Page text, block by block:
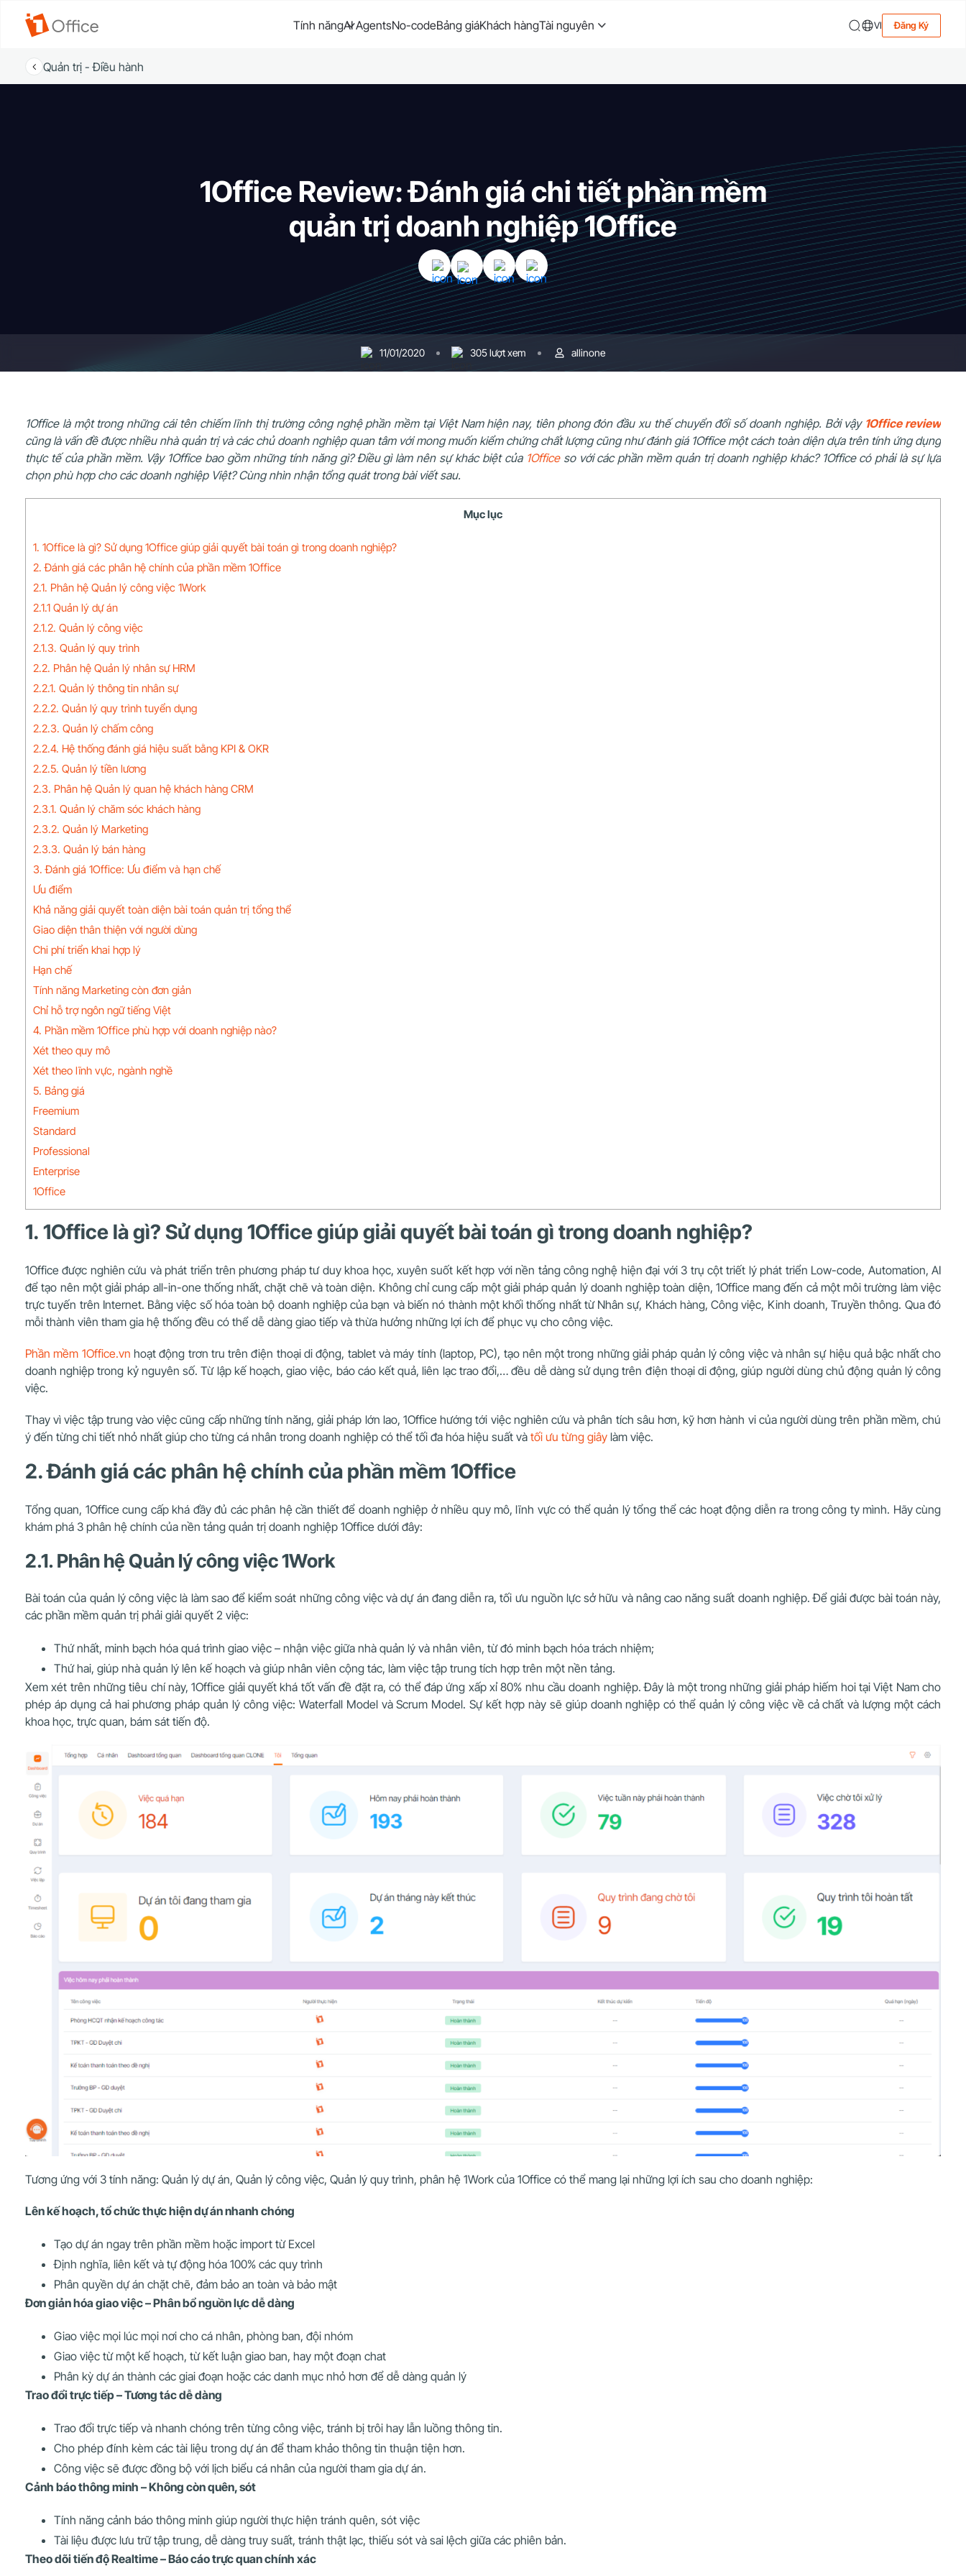
Tính năngAI AgentsNo-codeBảng giáKhách hàngTài nguyên VI Đăng Ký
Quản trị - Điều hành
1Office Review: Đánh giá chi tiết phần mềm
quản trị doanh nghiệp 1Office
11/01/2020 305 lượt xem allinone
1Office là một trong những cái tên chiếm lĩnh thị trường công nghệ phần mềm tại Việt Nam hiện nay, tiên phong đón đầu xu thế chuyển đổi số doanh nghiệp. Bởi vậy 1Office review
cũng là vấn đề được nhiều nhà quản trị và các chủ doanh nghiệp quan tâm với mong muốn kiểm chứng chất lượng cũng nhưđánh giá 1Officemột cách toàn diện dựa trên tính ứng dụng
thực tế của phần mềm. Vậy 1Office bao gồm những tính năng gì? Điều gì làm nên sự khác biệt của 1Officeso với các phần mềm quản trị doanh nghiệp khác? 1Office có phải là sự lựa
chọn phù hợp cho các doanh nghiệp Việt? Cùng nhìn nhận tổng quát trong bài viết sau.
Mục lục
1. 1Office là gì? Sử dụng 1Office giúp giải quyết bài toán gì trong doanh nghiệp?
2. Đánh giá các phân hệ chính của phần mềm 1Office
2.1. Phân hệ Quản lý công việc 1Work
2.1.1 Quản lý dự án
2.1.2. Quản lý công việc
2.1.3. Quản lý quy trình
2.2. Phân hệ Quản lý nhân sự HRM
2.2.1. Quản lý thông tin nhân sự
2.2.2. Quản lý quy trình tuyển dụng
2.2.3. Quản lý chấm công
2.2.4. Hệ thống đánh giá hiệu suất bằng KPI & OKR
2.2.5. Quản lý tiền lương
2.3. Phân hệ Quản lý quan hệ khách hàng CRM
2.3.1. Quản lý chăm sóc khách hàng
2.3.2. Quản lý Marketing
2.3.3. Quản lý bán hàng
3. Đánh giá 1Office: Ưu điểm và hạn chế
Ưu điểm
Khả năng giải quyết toàn diện bài toán quản trị tổng thể
Giao diện thân thiện với người dùng
Chi phí triển khai hợp lý
Hạn chế
Tính năng Marketing còn đơn giản
Chỉ hỗ trợ ngôn ngữ tiếng Việt
4. Phần mềm 1Office phù hợp với doanh nghiệp nào?
Xét theo quy mô
Xét theo lĩnh vực, ngành nghề
5. Bảng giá
Freemium
Standard
Professional
Enterprise
1Office
1. 1Office là gì? Sử dụng 1Office giúp giải quyết bài toán gì trong doanh nghiệp?
1Office được nghiên cứu và phát triển trên phương pháp tư duy khoa học, xuyên suốt kết hợp với nền tảng công nghệ hiện đại với 3 trụ cột triết lý phát triển Low-code, Automation, AI
để tạo nên một giải pháp all-in-one thống nhất, chặt chẽ và toàn diện. Không chỉ cung cấp một giải pháp quản lý doanh nghiệp toàn diện, 1Office mang đến cả một môi trường làm việc
trực tuyến trên Internet. Bằng việc số hóa toàn bộ doanh nghiệp của bạn và biến nó thành một khối thống nhất từ Nhân sự, Khách hàng, Công việc, Kinh doanh, Truyền thông. Qua đó
mỗi thành viên tham gia hệ thống đều có thể dễ dàng giao tiếp và thừa hưởng những lợi ích để phục vụ cho công việc.
Phần mềm 1Office.vn hoạt động trơn tru trên điện thoại di động, tablet và máy tính (laptop, PC), tạo nên một trong những giải pháp quản lý công việc và nhân sự hiệu quả bậc nhất cho
doanh nghiệp trong kỷ nguyên số. Từ lập kế hoạch, giao việc, báo cáo kết quả, liên lạc trao đổi,… đều dễ dàng sử dụng trên điện thoại di động, giúp người dùng chủ động quản lý công
việc.
Thay vì việc tập trung vào việc cũng cấp những tính năng, giải pháp lớn lao, 1Office hướng tới việc nghiên cứu và phân tích sâu hơn, kỹ hơn hành vi của người dùng trên phần mềm, chú
ý đến từng chi tiết nhỏ nhất giúp cho từng cá nhân trong doanh nghiệp có thể tối đa hóa hiệu suất và tối ưu từng giây làm việc.
2. Đánh giá các phân hệ chính của phần mềm 1Office
Tổng quan, 1Office cung cấp khá đầy đủ các phân hệ cần thiết để doanh nghiệp ở nhiều quy mô, lĩnh vực có thể quản lý tổng thể các hoạt động diễn ra trong công ty mình. Hãy cùng
khám phá 3 phân hệ chính của nền tảng quản trị doanh nghiệp 1Office dưới đây:
2.1. Phân hệ Quản lý công việc 1Work
Bài toán của quản lý công việc là làm sao để kiểm soát những công việc và dự án đang diễn ra, tối ưu nguồn lực sở hữu và nâng cao năng suất doanh nghiệp. Để giải được bài toán này,
các phần mềm quản trị phải giải quyết 2 việc:
Thứ nhất, minh bạch hóa quá trình giao việc – nhận việc giữa nhà quản lý và nhân viên, từ đó minh bạch hóa trách nhiệm;
Thứ hai, giúp nhà quản lý lên kế hoạch và giúp nhân viên cộng tác, làm việc tập trung tích hợp trên một nền tảng.
Xem xét trên những tiêu chí này, 1Office giải quyết khá tốt vấn đề đặt ra, có thể đáp ứng xấp xỉ 80% nhu cầu doanh nghiệp. Đây là một trong những giải pháp hiếm hoi tại Việt Nam cho
phép áp dụng cả hai phương pháp quản lý công việc: Waterfall Model và Scrum Model. Sự kết hợp này sẽ giúp doanh nghiệp có thể quản lý công việc về cả chất và lượng một cách
khoa học, trực quan, bám sát tiến độ.
Tương ứng với 3 tính năng: Quản lý dự án, Quản lý công việc, Quản lý quy trình, phân hệ 1Work của 1Office có thể mang lại những lợi ích sau cho doanh nghiệp:
Lên kế hoạch, tổ chức thực hiện dự án nhanh chóng
Tạo dự án ngay trên phần mềm hoặc import từ Excel
Định nghĩa, liên kết và tự động hóa 100% các quy trình
Phân quyền dự án chặt chẽ, đảm bảo an toàn và bảo mật
Đơn giản hóa giao việc – Phân bổ nguồn lực dễ dàng
Giao việc mọi lúc mọi nơi cho cá nhân, phòng ban, đội nhóm
Giao việc từ một kế hoạch, từ kết luận giao ban, hay một đoạn chat
Phân kỳ dự án thành các giai đoạn hoặc các danh mục nhỏ hơn để dễ dàng quản lý
Trao đổi trực tiếp – Tương tác dễ dàng
Trao đổi trực tiếp và nhanh chóng trên từng công việc, tránh bị trôi hay lẫn luồng thông tin.
Cho phép đính kèm các tài liệu trong dự án để tham khảo thông tin thuận tiện hơn.
Công việc sẽ được đồng bộ với lịch biểu cá nhân của người tham gia dự án.
Cảnh báo thông minh – Không còn quên, sót
Tính năng cảnh báo thông minh giúp người thực hiện tránh quên, sót việc
Tài liệu được lưu trữ tập trung, dễ dàng truy suất, tránh thật lạc, thiếu sót và sai lệch giữa các phiên bản.
Theo dõi tiến độ Realtime – Báo cáo trực quan chính xác